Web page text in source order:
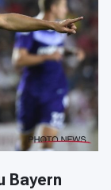
Bayern